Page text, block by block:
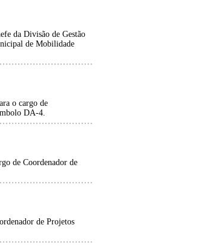
da Divisão de Gestão
de Mobilidade
o cargo de
DA-4.
de Coordenador de
de Projetos